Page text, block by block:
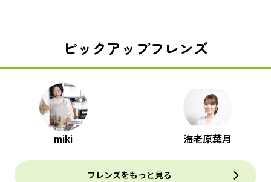
ピックアップフレンズ
miki 海老原葉月
フレンズをもっと見る